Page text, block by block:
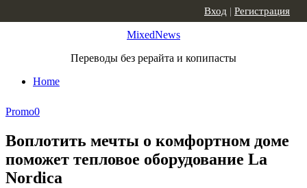
MixedNews
Переводы без рерайта и копипасты
Home
Вход | Регистрация
Promo0
Воплотить мечты о комфортном доме
поможет тепловое оборудование La
Nordica